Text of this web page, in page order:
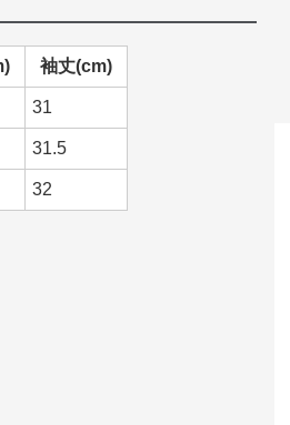
袖丈(cm)
31
31.5
32